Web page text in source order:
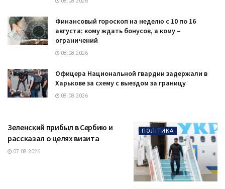
Финансовый гороскоп на неделю с 10 по 16
августа: кому ждать бонусов, а кому –
ограничений
08.08.2026
Офицера Национальной гвардии задержали в
Харькове за схему с выездом за границу
08.08.2026
ПОЛІТИКА
Зеленский прибыл в Сербию и
рассказал о целях визита
07.08.2026